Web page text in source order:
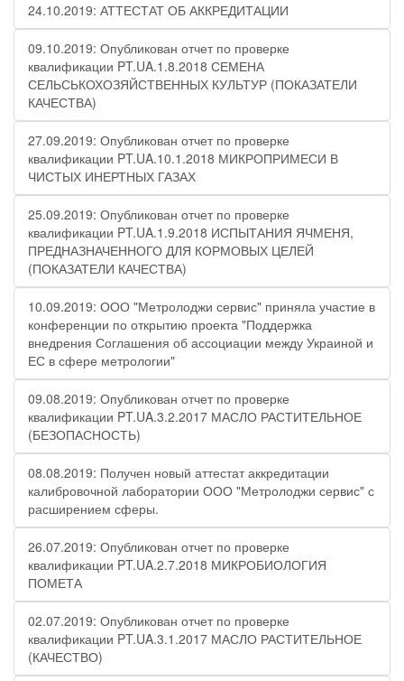
24.10.2019: АТТЕСТАТ ОБ АККРЕДИТАЦИИ
09.10.2019: Опубликован отчет по проверке
квалификации PT.UA.1.8.2018 СЕМЕНА
СЕЛЬСЬКОХОЗЯЙСТВЕННЫХ КУЛЬТУР (ПОКАЗАТЕЛИ
КАЧЕСТВА)
27.09.2019: Опубликован отчет по проверке
квалификации PT.UA.10.1.2018 МИКРОПРИМЕСИ В
ЧИСТЫХ ИНЕРТНЫХ ГАЗАХ
25.09.2019: Опубликован отчет по проверке
квалификации PT.UA.1.9.2018 ИСПЫТАНИЯ ЯЧМЕНЯ,
ПРЕДНАЗНАЧЕННОГО ДЛЯ КОРМОВЫХ ЦЕЛЕЙ
(ПОКАЗАТЕЛИ КАЧЕСТВА)
10.09.2019: ООО "Метролоджи сервис" приняла участие в
конференции по открытию проекта "Поддержка
внедрения Соглашения об ассоциации между Украиной и
ЕС в сфере метрологии"
09.08.2019: Опубликован отчет по проверке
квалификации PT.UA.3.2.2017 МАСЛО РАСТИТЕЛЬНОЕ
(БЕЗОПАСНОСТЬ)
08.08.2019: Получен новый аттестат аккредитации
калибровочной лаборатории ООО "Метролоджи сервис" с
расширением сферы.
26.07.2019: Опубликован отчет по проверке
квалификации PT.UA.2.7.2018 МИКРОБИОЛОГИЯ
ПОМЕТА
02.07.2019: Опубликован отчет по проверке
квалификации PT.UA.3.1.2017 МАСЛО РАСТИТЕЛЬНОЕ
(КАЧЕСТВО)